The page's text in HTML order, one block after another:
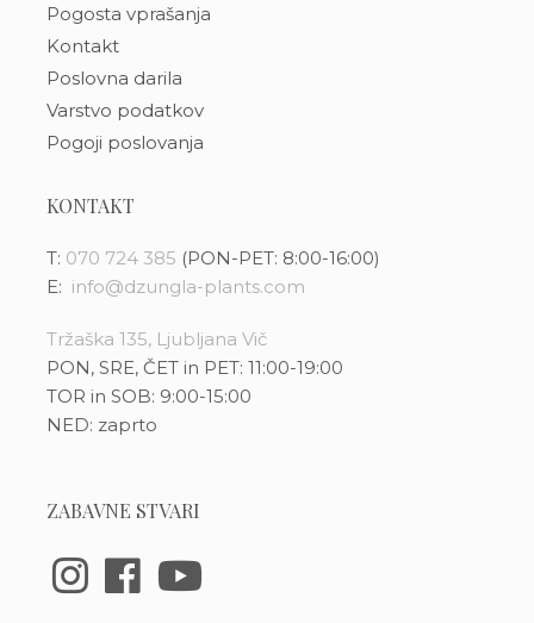
Pogosta vprašanja
Kontakt
Poslovna darila
Varstvo podatkov
Pogoji poslovanja
KONTAKT
T: 070 724 385 (PON-PET: 8:00-16:00)
E: info@dzungla-plants.com
Tržaška 135, Ljubljana Vič
PON, SRE, ČET in PET: 11:00-19:00
TOR in SOB: 9:00-15:00
NED: zaprto
ZABAVNE STVARI